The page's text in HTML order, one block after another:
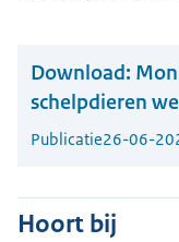
Download:
schelpdieren
Publicatie26-06-
Hoort bij